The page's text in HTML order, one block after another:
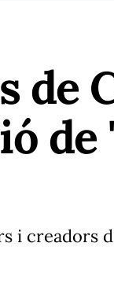
de
i creadors